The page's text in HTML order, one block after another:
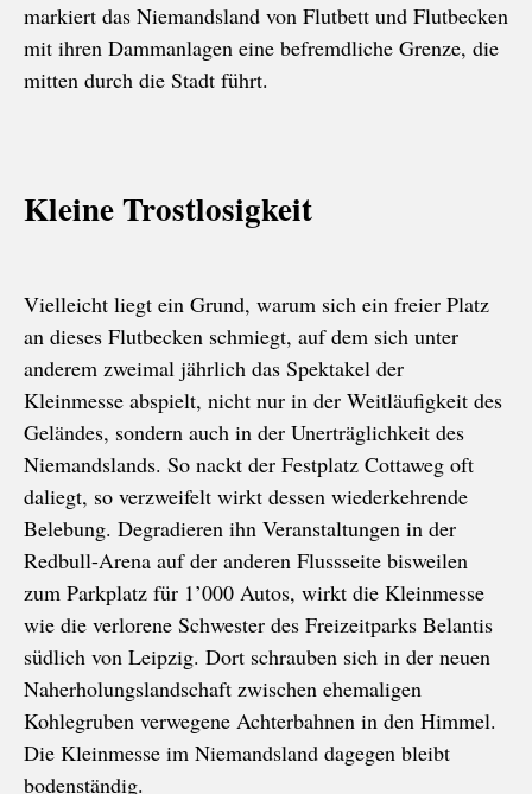
markiert das Niemandsland von Flutbett und Flutbecken
mit ihren Dammanlagen eine befremdliche Grenze, die
mitten durch die Stadt führt.
Kleine Trostlosigkeit
Vielleicht liegt ein Grund, warum sich ein freier Platz
an dieses Flutbecken schmiegt, auf dem sich unter
anderem zweimal jährlich das Spektakel der
Kleinmesse abspielt, nicht nur in der Weitläufigkeit des
Geländes, sondern auch in der Unerträglichkeit des
Niemandslands. So nackt der Festplatz Cottaweg oft
daliegt, so verzweifelt wirkt dessen wiederkehrende
Belebung. Degradieren ihn Veranstaltungen in der
Redbull-Arena auf der anderen Flussseite bisweilen
zum Parkplatz für 1’000 Autos, wirkt die Kleinmesse
wie die verlorene Schwester des Freizeitparks Belantis
südlich von Leipzig. Dort schrauben sich in der neuen
Naherholungslandschaft zwischen ehemaligen
Kohlegruben verwegene Achterbahnen in den Himmel.
Die Kleinmesse im Niemandsland dagegen bleibt
bodenständig.